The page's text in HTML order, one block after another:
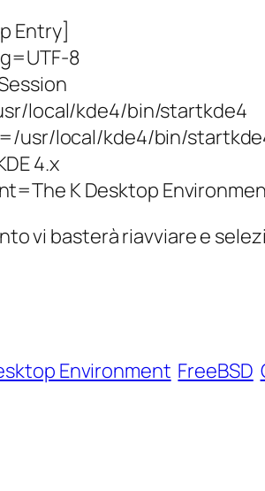
Entry]
8
local/kde4/bin/startkde4
usr/local/kde4/bin/
4.x
K Desktop
vi basterà riavviare e
Environment FreeBSD